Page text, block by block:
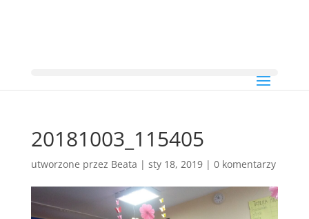
20181003_115405
utworzone przez Beata | sty 18, 2019| 0 komentarzy